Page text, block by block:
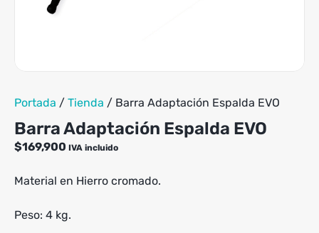
Portada / Tienda / Barra Adaptación Espalda EVO
Barra Adaptación Espalda EVO
$169,900 IVA incluido
Material en Hierro cromado.
Peso: 4 kg.